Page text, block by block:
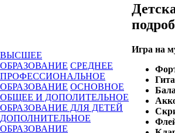
ВЫСШЕЕ
ОБРАЗОВАНИЕ СРЕДНЕЕ
ПРОФЕССИОНАЛЬНОЕ
ОБРАЗОВАНИЕ ОСНОВНОЕ
ОБЩЕЕ И ДОПОЛИТЕЛЬНОЕ
ОБРАЗОВАНИЕ ДЛЯ ДЕТЕЙ
ДОПОЛНИТЕЛЬНОЕ
ОБРАЗОВАНИЕ
Игра на